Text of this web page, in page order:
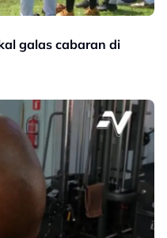
galas cabaran di